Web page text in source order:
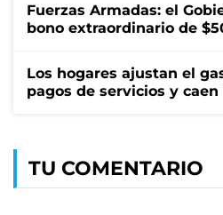
Fuerzas Armadas: el
bono extraordinario de
Los hogares ajustan el
pagos de servicios y caen
TU COMENTARIO